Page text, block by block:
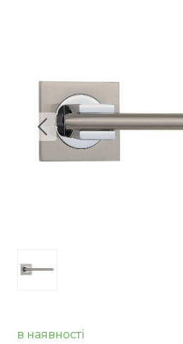
в наявності